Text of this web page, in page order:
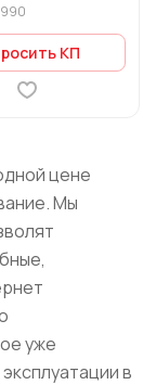
КП
цене
Мы
уже
в